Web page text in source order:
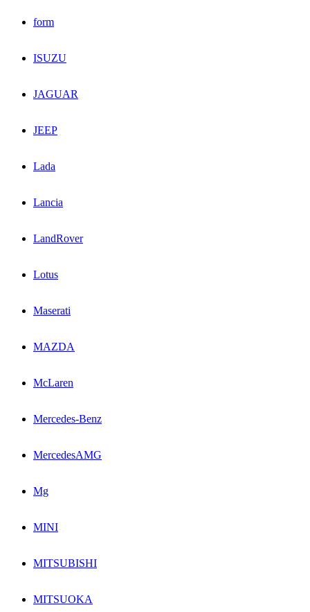
form
ISUZU
JAGUAR
JEEP
Lada
Lancia
LandRover
Lotus
Maserati
MAZDA
McLaren
Mercedes-Benz
MercedesAMG
Mg
MINI
MITSUBISHI
MITSUOKA